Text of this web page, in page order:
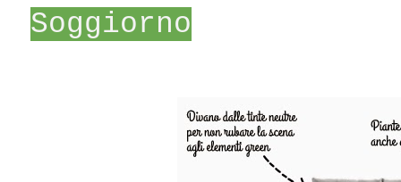
Soggiorno